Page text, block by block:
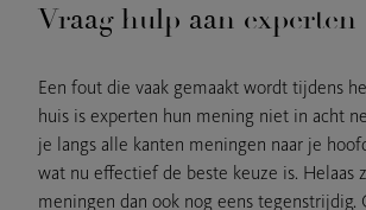
Vraag hulp aan experten
Een fout die vaak gemaakt wordt tijdens
huis is experten hun mening niet in acht
je langs alle kanten meningen naar je
wat nu effectief de beste keuze is. Helaas
meningen dan ook nog eens